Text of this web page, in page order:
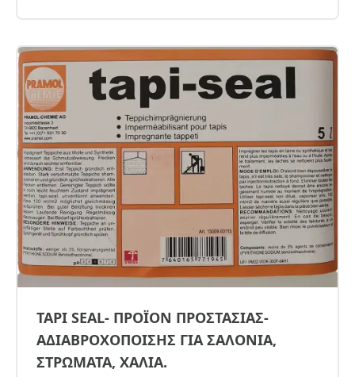
TAPI SEAL- ΠΡΟΪΟΝ ΠΡΟΣΤΑΣΙΑΣ-
ΑΔΙΑΒΡΟΧΟΠΟΙΣΗΣ ΓΙΑ ΣΑΛΟΝΙΑ,
ΣΤΡΩΜΑΤΑ, ΧΑΛΙΑ.